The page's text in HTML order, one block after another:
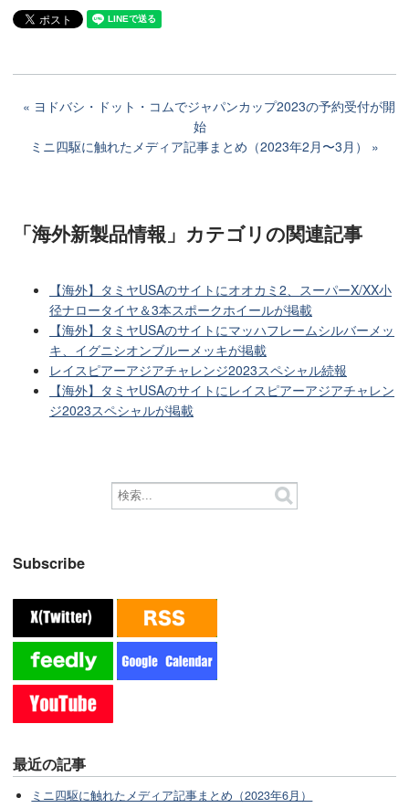
ヨドバシ・ドット・コムでジャパンカップ2023の予約受付が開
始
ミニ四駆に触れたメディア記事まとめ（2023年2月〜3月）
「海外新製品情報」カテゴリの関連記事
【海外】タミヤUSAのサイトにオオカミ2、スーパーX/XX小
径ナロータイヤ＆3本スポークホイールが掲載
【海外】タミヤUSAのサイトにマッハフレームシルバーメッ
キ、イグニシオンブルーメッキが掲載
レイスピアーアジアチャレンジ2023スペシャル続報
【海外】タミヤUSAのサイトにレイスピアーアジアチャレン
ジ2023スペシャルが掲載
Subscribe
最近の記事
ミニ四駆に触れたメディア記事まとめ（2023年6月）